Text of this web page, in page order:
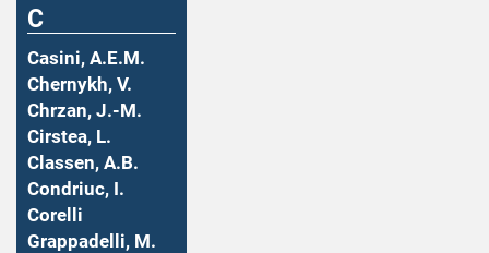
C
Casini, A.E.M.
Chernykh, V.
Chrzan, J.-M.
Cirstea, L.
Classen, A.B.
Condriuc, I.
Corelli
Grappadelli, M.